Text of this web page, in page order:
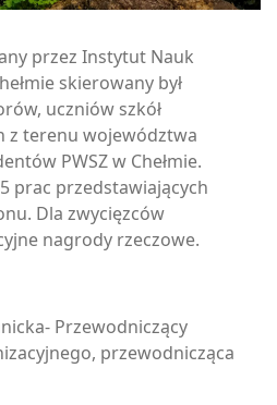
przez Instytut Nauk
skierowany był
uczniów szkół
z terenu województwa
PWSZ w Chełmie.
prac przedstawiających
Dla zwycięzców
nagrody rzeczowe.
Przewodniczący
przewodnicząca